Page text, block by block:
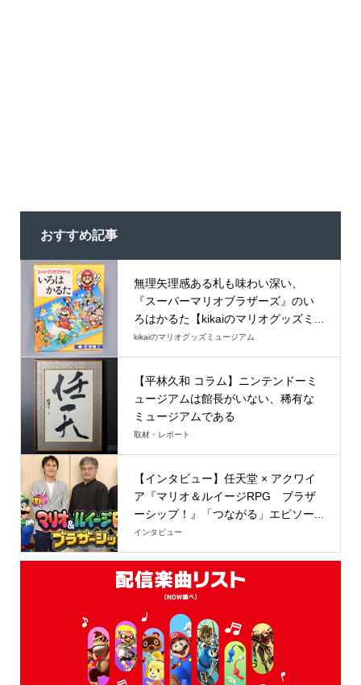
おすすめ記事
無理矢理感ある札も味わい深い、
『スーパーマリオブラザーズ』のい
ろはかるた【kikaiのマリオグッズミ...
kikaiのマリオグッズミュージアム
【平林久和 コラム】ニンテンドーミ
ュージアムは館長がいない、稀有な
ミュージアムである
取材・レポート
【インタビュー】任天堂 × アクワイ
ア『マリオ＆ルイージRPG ブラザ
ーシップ！』「つながる」エピソー...
インタビュー